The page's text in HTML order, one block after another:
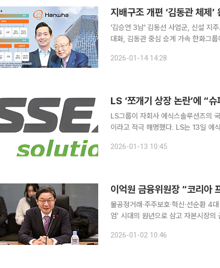
'김승연 3남' 김동선 사업군, 신설 지
대화, 김동관 중심 승계 가속 한화그룹이 ‘포스트 김승연’ 시대를 향한 정공법을 택했다. 김동관 부회
이다. 단순한 사업 재편을 넘어 한화
2026-01-14 14:28
LS ‘쪼개기 상장 논란’에 “
LS그룹이 자회사 에식스솔루션즈의
이라고 적극 해명했다. LS는 13일 에식스솔루션즈 상장 관련 입장 자료를 내고 “모회사 가치를 희
가치를 시장 가격으로 평가받는 ‘재상
2026-01-13 10:45
이억원 금융위원장 “코리아
불공정거래·주주보호·혁신·선순환 4대 원칙 강조 이억원 금융위원장은 2일
엄’ 시대의 원년으로 삼고 자본시장
장은 이날 한국거래소에서 열린
2026-01-02 10:46